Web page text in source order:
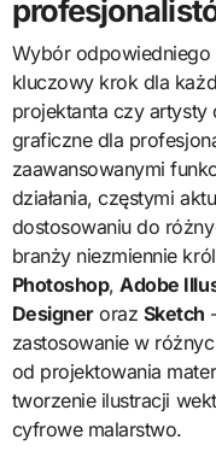
Wybór odpowiedniego oprogramowania graficznego to
kluczowy krok dla
projektanta czy
graficzne dla
zaawansowanymi
działania, częstymi
dostosowaniu do
branży niezmiennie
Photoshop,Adobe
Designeroraz Sketch
zastosowanie w
od projektowania
tworzenie ilustracji
cyfrowe malarstwo.